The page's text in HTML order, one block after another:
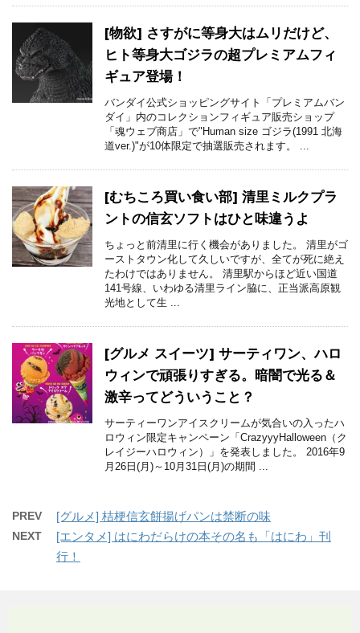
[物欲] さすがに等身大はムリだけど、
ヒト等身大ゴジラの超プレミアムフィ
ギュア登場！
バンダイ公式ショッピングサイト「プレミアムバン
ダイ」内のコレクションフィギュア販売ショップ
「魂ウェブ商店」で"Human size ゴジラ(1991 北海
道ver.)"が10体限定で抽選販売されます。 ...
[むちころ買い食い部] 清里ミルクプラ
ントの信玄ソフトはひと味違うよ
ちょっと前清里に行く機会がありました。 清里がゴ
ーストタウン化して久しいですが、全てが死に絶え
たわけではありません。 清里駅からほど近い国道
141号線、いわゆる清里ライン脇に、正当派高原観
光地として生 ...
[グルメ スイーツ] サーティワン、ハロ
ウィンで頑張りすぎる。暗闇で光る＆
激辛ってどういうこと？
サーティーワンアイスクリームが気合いの入ったハ
ロウィン限定キャンペーン「CrazyyyHalloween（ク
レイジーハロウィン）」を発表しました。 2016年9
月26日(月)～10月31日(月)の期間 ...
PREV [グルメ] 桔梗信玄餅揚げパンは禁断の味
NEXT
[エンタメ] はにわだらけの本その名も「はにわ」刊
行！